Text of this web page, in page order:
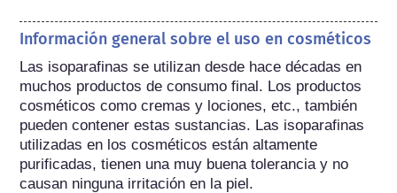
Información general sobre el uso en cosméticos
Las isoparafinas se utilizan desde hace décadas en
muchos productos de consumo final. Los productos
cosméticos como cremas y lociones, etc., también
pueden contener estas sustancias. Las isoparafinas
utilizadas en los cosméticos están altamente
purificadas, tienen una muy buena tolerancia y no
causan ninguna irritación en la piel.